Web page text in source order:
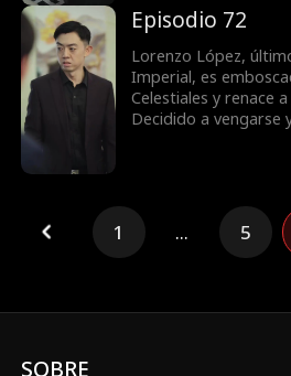
quienes lo
Samantha Salazar.
de la familia Vega,
Valeriano y se
destacada.
Episodio 72
Lorenzo López,
Imperial, es
Celestiales y renace
Decidido a vengarse
Samantha Salazar.
de la familia Vega,
Valeriano y se
1 ... 5
SOBRE